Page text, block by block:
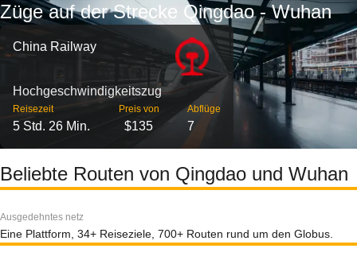
Züge auf der Strecke Qingdao - Wuhan
China Railway
Hochgeschwindigkeitszug
Reisezeit
5 Std. 26 Min.
Preis von
$135
Abflüge
7
Beliebte Routen von Qingdao und Wuhan
Ausgedehntes netz
Eine Plattform, 34+ Reiseziele, 700+ Routen rund um den Globus.